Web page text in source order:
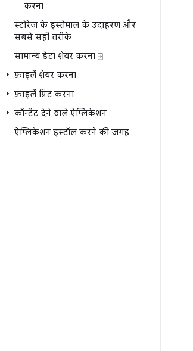
करना
स्टोरेज के इस्तेमाल के उदाहरण और
सबसे सही तरीके
सामान्य डेटा शेयर करना ⍈
फ़ाइलें शेयर करना
फ़ाइलें प्रिंट करना
कॉन्टेंट देने वाले ऐप्लिकेशन
ऐप्लिकेशन इंस्टॉल करने की जगह